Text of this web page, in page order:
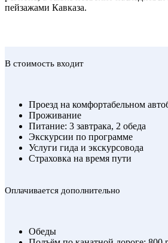
пейзажами Кавказа.
В стоимость входит
Проезд на комфортабельном
Проживание
Питание: 3 завтрака, 2 обеда
Экскурсии по программе
Услуги гида и экскурсовода
Страховка на время пути
Оплачивается дополнительно
Обеды